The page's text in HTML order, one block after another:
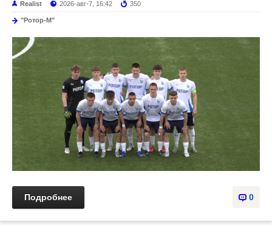
Realist 2026-авг-7, 16:42 350
"Ротор-М"
0
Подробнее